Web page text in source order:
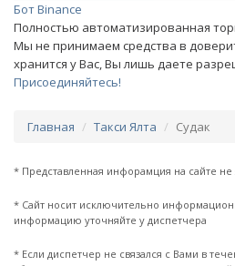
Бот Binance
Полностью автоматизированная
Мы не принимаем средства в
хранится у Вас, Вы лишь даете
Присоединяйтесь!
Главная Такси Ялта Судак
* Представленная инфорамция на сайте
* Сайт носит исключительно
информацию уточняйте у диспетчера
* Если диспетчер не связался с Вами в